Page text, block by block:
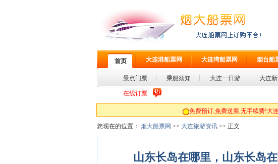
首页 大连港船票网 大连湾船票网 烟台船
景点门票 乘船须知 大连一日游 大连新
在线订票
免费预订,免费送票,无手续费!大连船票订票电话
您现在的位置： 烟大船票网 >> 大连旅游资讯 >> 正文
山东长岛在哪里，山东长岛